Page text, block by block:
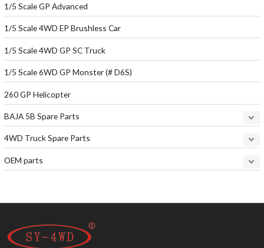
1/5 Scale GP Advanced
1/5 Scale 4WD EP Brushless Car
1/5 Scale 4WD GP SC Truck
1/5 Scale 6WD GP Monster (# D6S)
260 GP Helicopter
BAJA 5B Spare Parts
4WD Truck Spare Parts
OEM parts